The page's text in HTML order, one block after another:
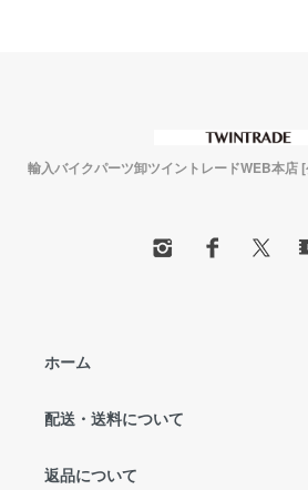
輸入バイクパーツ卸ツイントレードWEB本店
ホーム
配送・送料について
返品について